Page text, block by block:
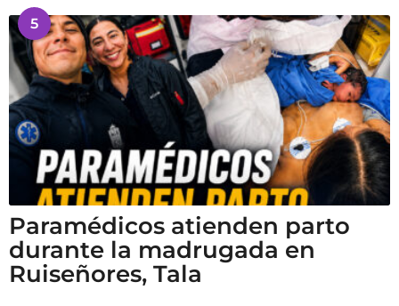
5
Paramédicos atienden parto
durante la madrugada en
Ruiseñores, Tala